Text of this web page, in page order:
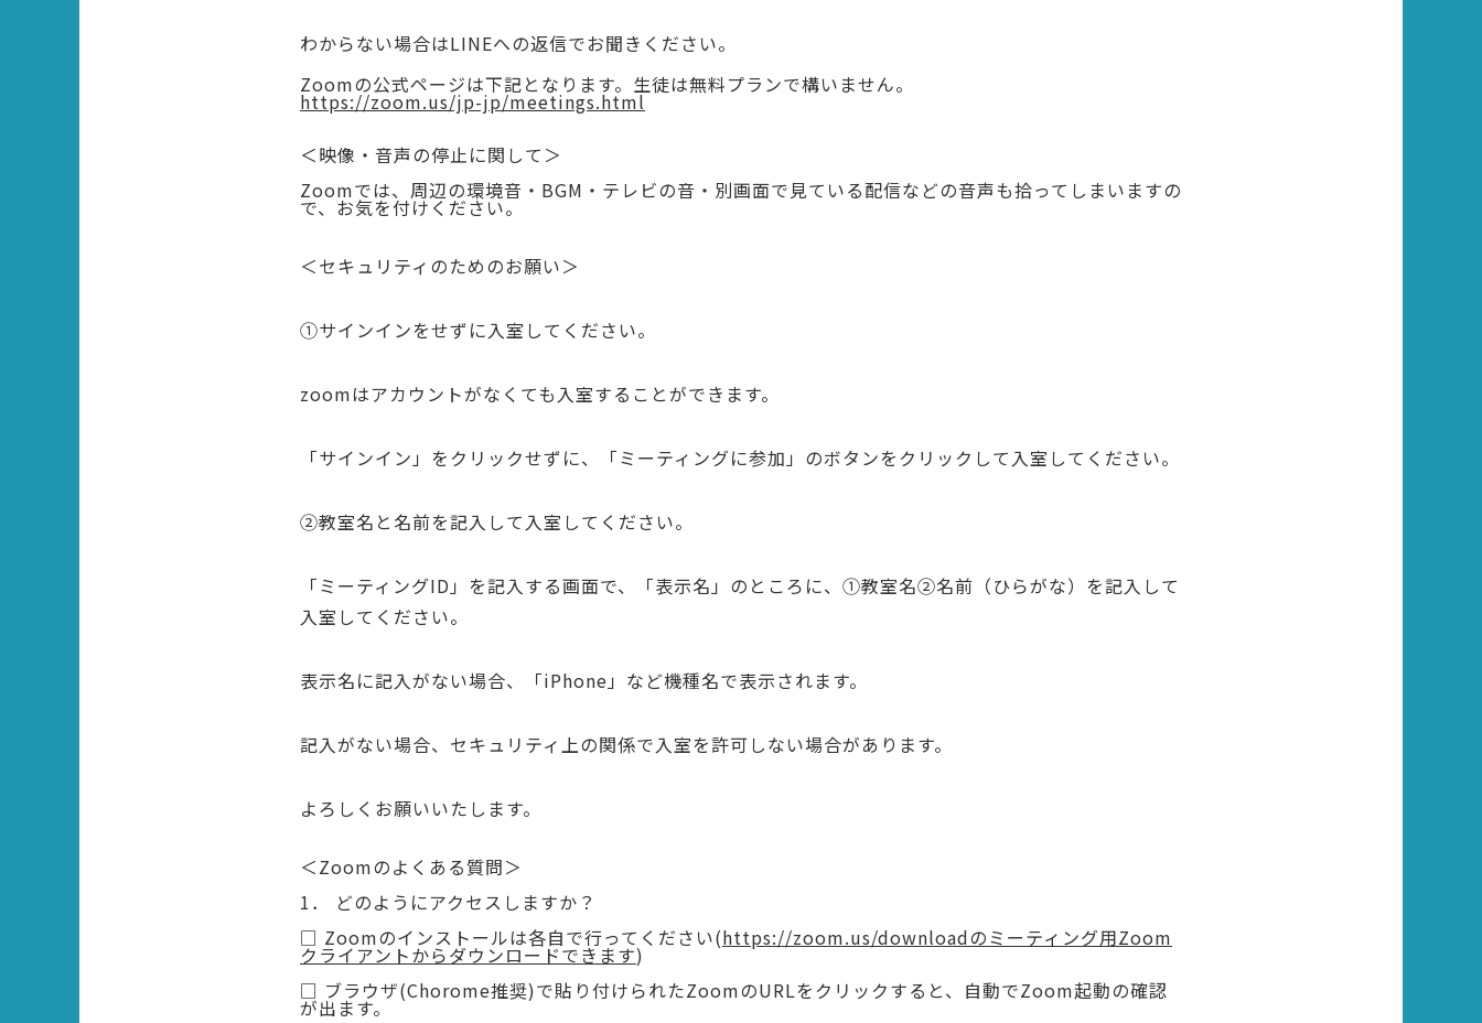
わからない場合はLINEへの返信でお聞きください。
Zoomの公式ページは下記となります。生徒は無料プランで構いません。
https://zoom.us/jp-jp/meetings.html
＜映像・音声の停止に関して＞
Zoomでは、周辺の環境音・BGM・テレビの音・別画面で見ている配信などの音声も拾ってしまいますの
で、お気を付けください。
＜セキュリティのためのお願い＞
①サインインをせずに入室してください。
zoomはアカウントがなくても入室することができます。
「サインイン」をクリックせずに、「ミーティングに参加」のボタンをクリックして入室してください。
②教室名と名前を記入して入室してください。
「ミーティングID」を記入する画面で、「表示名」のところに、①教室名②名前（ひらがな）を記入して
入室してください。
表示名に記入がない場合、「iPhone」など機種名で表示されます。
記入がない場合、セキュリティ上の関係で入室を許可しない場合があります。
よろしくお願いいたします。
＜Zoomのよくある質問＞
1． どのようにアクセスしますか？
□ Zoomのインストールは各自で行ってください(https://zoom.us/downloadのミーティング用Zoom
クライアントからダウンロードできます)
□ ブラウザ(Chorome推奨)で貼り付けられたZoomのURLをクリックすると、自動でZoom起動の確認
が出ます。